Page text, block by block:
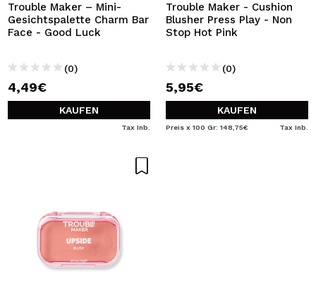
Trouble Maker – Mini-
Gesichtspalette Charm Bar
Face - Good Luck
(0)
4,49€
KAUFEN
Tax Inb.
Trouble Maker - Cushion
Blusher Press Play - Non
Stop Hot Pink
(0)
5,95€
KAUFEN
Preis x 100 Gr: 148,75€ Tax Inb.